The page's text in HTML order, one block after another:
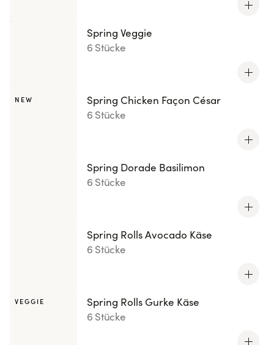
Spring Veggie
6 Stücke
NEW
Spring Chicken Façon César
6 Stücke
Spring Dorade Basilimon
6 Stücke
Spring Rolls Avocado Käse
6 Stücke
VEGGIE
Spring Rolls Gurke Käse
6 Stücke